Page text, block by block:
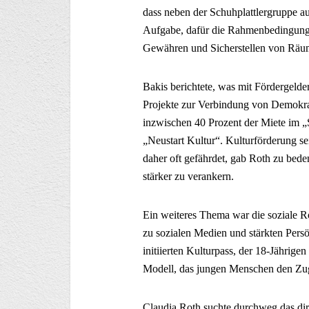
dass neben der Schuhplattlergruppe
Aufgabe, dafür die
Gewähren und Sicherstellen von
Bakis berichtete, was mit
Projekte zur Verbindung von
inzwischen 40 Prozent der Miete im
„Neustart Kultur“. Kulturförderung
daher oft gefährdet, gab Roth zu
stärker zu verankern.
Ein weiteres Thema war die soziale
zu sozialen Medien und stärkten
initiierten Kulturpass, der 18-
Modell, das jungen Menschen den